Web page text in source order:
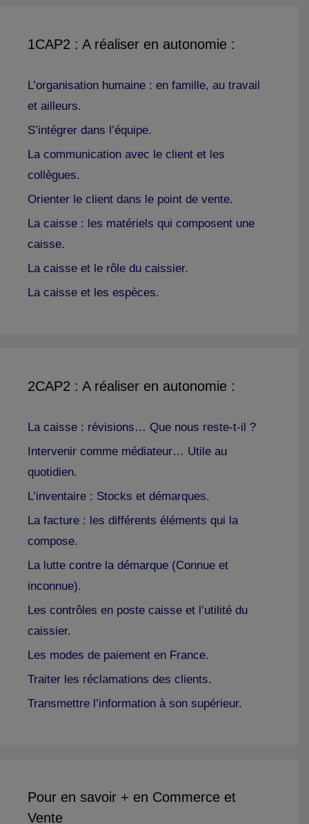
1CAP2 : A réaliser en autonomie :
L’organisation humaine : en famille, au travail
et ailleurs.
S’intégrer dans l’équipe.
La communication avec le client et les
collègues.
Orienter le client dans le point de vente.
La caisse : les matériels qui composent une
caisse.
La caisse et le rôle du caissier.
La caisse et les espèces.
2CAP2 : A réaliser en autonomie :
La caisse : révisions… Que nous reste-t-il ?
Intervenir comme médiateur… Utile au
quotidien.
L’inventaire : Stocks et démarques.
La facture : les différents éléments qui la
compose.
La lutte contre la démarque (Connue et
inconnue).
Les contrôles en poste caisse et l’utilité du
caissier.
Les modes de paiement en France.
Traiter les réclamations des clients.
Transmettre l’information à son supérieur.
Pour en savoir + en Commerce et
Vente